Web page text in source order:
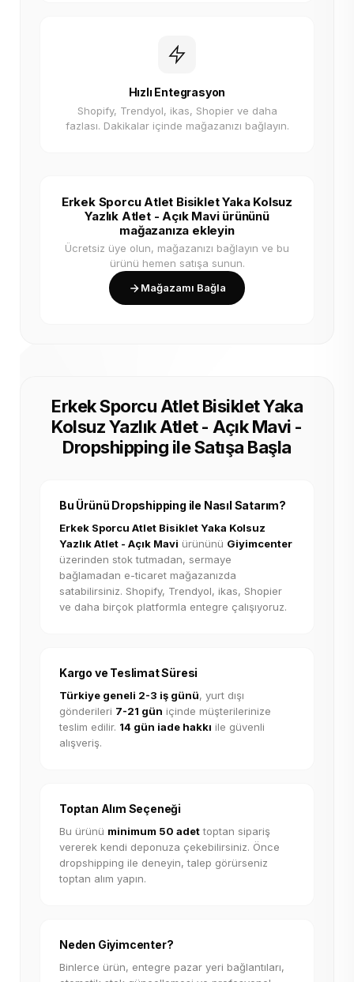
Hızlı Entegrasyon
Shopify, Trendyol, ikas, Shopier ve daha
fazlası. Dakikalar içinde mağazanızı bağlayın.
Erkek Sporcu Atlet Bisiklet Yaka Kolsuz
Yazlık Atlet - Açık Mavi ürününü
mağazanıza ekleyin
Ücretsiz üye olun, mağazanızı bağlayın ve bu
ürünü hemen satışa sunun.
Mağazamı Bağla
Erkek Sporcu Atlet Bisiklet Yaka
Kolsuz Yazlık Atlet - Açık Mavi -
Dropshipping ile Satışa Başla
Bu Ürünü Dropshipping ile Nasıl Satarım?
Erkek Sporcu Atlet Bisiklet Yaka Kolsuz
Yazlık Atlet - Açık Mavi ürününü Giyimcenter
üzerinden stok tutmadan, sermaye
bağlamadan e-ticaret mağazanızda
satabilirsiniz. Shopify, Trendyol, ikas, Shopier
ve daha birçok platformla entegre çalışıyoruz.
Kargo ve Teslimat Süresi
Türkiye geneli 2-3 iş günü, yurt dışı
gönderileri 7-21 gün içinde müşterilerinize
teslim edilir. 14 gün iade hakkı ile güvenli
alışveriş.
Toptan Alım Seçeneği
Bu ürünü minimum 50 adettoptan sipariş
vererek kendi deponuza çekebilirsiniz. Önce
dropshipping ile deneyin, talep görürseniz
toptan alım yapın.
Neden Giyimcenter?
Binlerce ürün, entegre pazar yeri bağlantıları,